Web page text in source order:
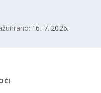
16. 7. 2026.